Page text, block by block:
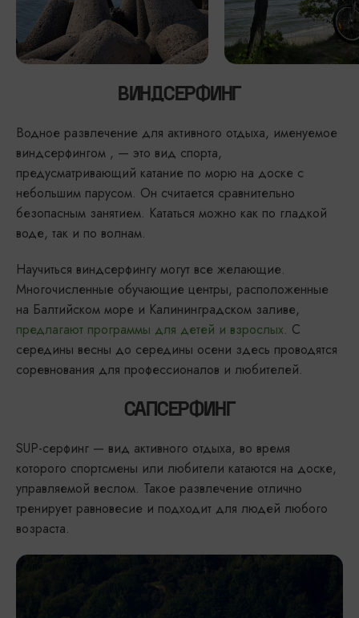
ВИНДСЕРФИНГ
Водное развлечение для активного отдыха, именуемое
виндсерфингом , — это вид спорта,
предусматривающий катание по морю на доске с
небольшим парусом. Он считается сравнительно
безопасным занятием. Кататься можно как по гладкой
воде, так и по волнам.
Научиться виндсерфингу могут все желающие.
Многочисленные обучающие центры, расположенные
на Балтийском море и Калининградском заливе,
предлагают программы для детей и взрослых. С
середины весны до середины осени здесь проводятся
соревнования для профессионалов и любителей.
САПСЕРФИНГ
SUP-серфинг — вид активного отдыха, во время
которого спортсмены или любители катаются на доске,
управляемой веслом. Такое развлечение отлично
тренирует равновесие и подходит для людей любого
возраста.